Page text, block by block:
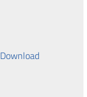
Download